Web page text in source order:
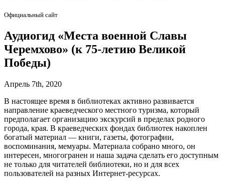
Официальный сайт
Аудиогид «Места военной Славы
Черемхово» (к 75-летию Великой
Победы)
Апрель 7th, 2020
В настоящее время в библиотеках активно развивается
направление краеведческого местного туризма, который
предполагает организацию экскурсий в пределах родного
города, края. В краеведческих фондах библиотек накоплен
богатый материал — книги, газеты, фотографии,
воспоминания, мемуары. Материала собрано много, он
интересен, многогранен и наша задача сделать его доступным
не только для читателей библиотеки, но и для всех
пользователей на разных Интернет-ресурсах.